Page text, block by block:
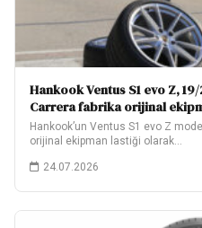
Hankook Ventus S1 evo Z,
Carrera fabrika orijinal
Hankook’un Ventus S1 evo Z
orijinal ekipman lastiği olarak…
24.07.2026